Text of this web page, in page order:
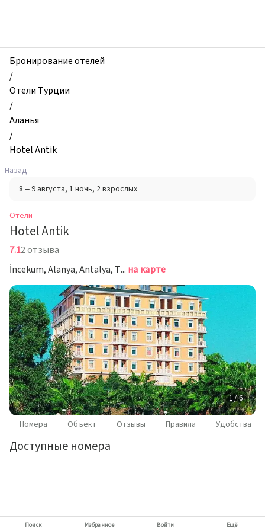
Hotel
Antik,
Аланья,
Турция
Бронирование отелей
/
Отели Турции
/
Аланья
/
Hotel Antik
Назад
8 – 9 августа, 1 ночь, 2 взрослых
Отели
Hotel Antik
7.12 отзыва
İncekum, Alanya, Antalya, Turkey, Аланья на карте
1 / 6
Номера Объект Отзывы Правила Удобства
Доступные номера
Поиск Избранное Войти Ещё